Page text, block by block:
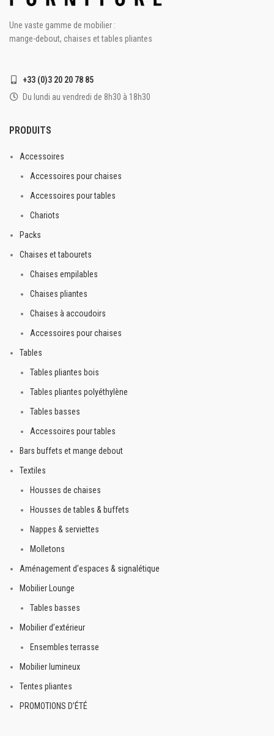
Chapeau 250 gr disponibles
Une vaste gamme de mobilier :
mange-debout, chaises et tables pliantes
+33 (0)3 20 20 78 85
Du lundi au vendredi de 8h30 à 18h30
PRODUITS
Accessoires
Accessoires pour chaises
Accessoires pour tables
Chariots
Packs
Chaises et tabourets
Chaises empilables
Chaises pliantes
Chaises à accoudoirs
Accessoires pour chaises
Tables
Tables pliantes bois
Tables pliantes polyéthylène
Tables basses
Accessoires pour tables
Bars buffets et mange debout
Textiles
Housses de chaises
Housses de tables & buffets
Nappes & serviettes
Molletons
Aménagement d’espaces & signalétique
Mobilier Lounge
Tables basses
Mobilier d’extérieur
Ensembles terrasse
Mobilier lumineux
Tentes pliantes
PROMOTIONS D’ÉTÉ